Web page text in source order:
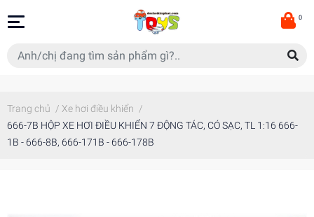
0
Trang chủ / Xe hơi điều khiển /
666-7B HỘP XE HƠI ĐIỀU KHIỂN 7 ĐỘNG TÁC, CÓ SẠC, TL 1:16 666-
1B - 666-8B, 666-171B - 666-178B